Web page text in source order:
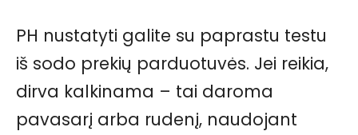
PH nustatyti galite su paprastu testu
iš sodo prekių parduotuvės. Jei reikia,
dirva kalkinama – tai daroma
pavasarį arba rudenį, naudojant